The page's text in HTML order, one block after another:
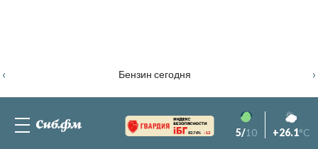
Бензин сегодня
‹ ›
82.76% -1.2 5/10 +26.1°C